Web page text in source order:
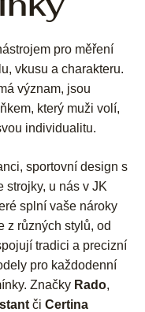
pro měření
vkusu a charakteru.
význam, jsou
který muži volí,
individualitu.
sportovní design s
strojky, u nás v JK
splní vaše nároky
z různých stylů, od
tradici a precizní
pro každodenní
Značky Rado,
či Certina